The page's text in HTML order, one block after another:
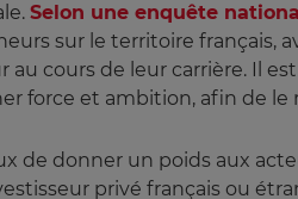
Selon une enquête
sur le territoire français,
cours de leur carrière. Il
force et ambition, afin de
de donner un poids aux
privé français ou